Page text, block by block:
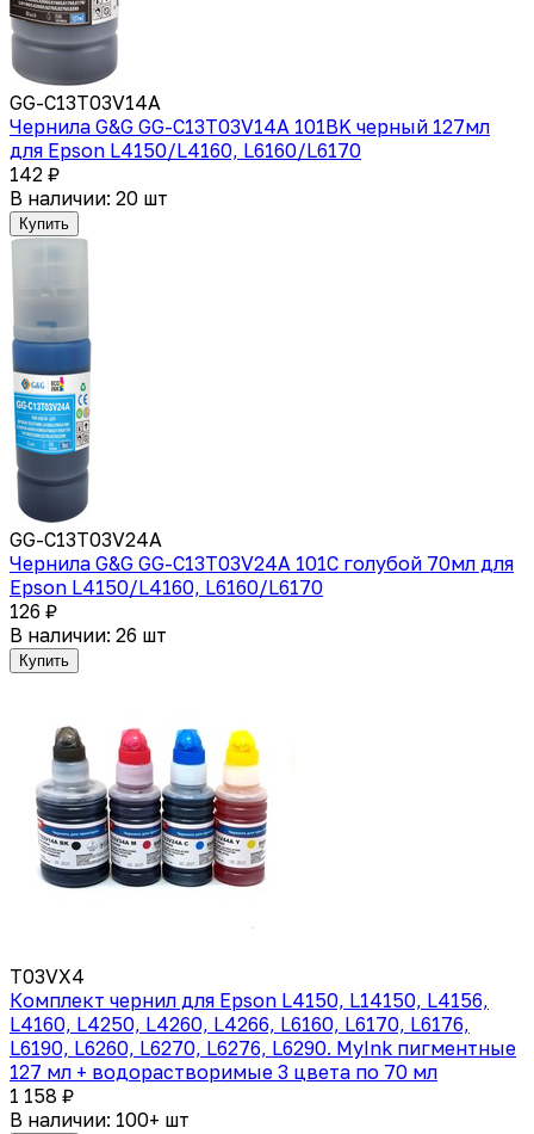
GG-C13T03V14A
Чернила G&G GG-C13T03V14A 101BK черный 127мл
для Epson L4150/L4160, L6160/L6170
142 ₽
В наличии: 20 шт
Купить
GG-C13T03V24A
Чернила G&G GG-C13T03V24A 101C голубой 70мл для
Epson L4150/L4160, L6160/L6170
126 ₽
В наличии: 26 шт
Купить
T03VX4
Комплект чернил для Epson L4150, L14150, L4156,
L4160, L4250, L4260, L4266, L6160, L6170, L6176,
L6190, L6260, L6270, L6276, L6290. MyInk пигментные
127 мл + водорастворимые 3 цвета по 70 мл
1 158 ₽
В наличии: 100+ шт